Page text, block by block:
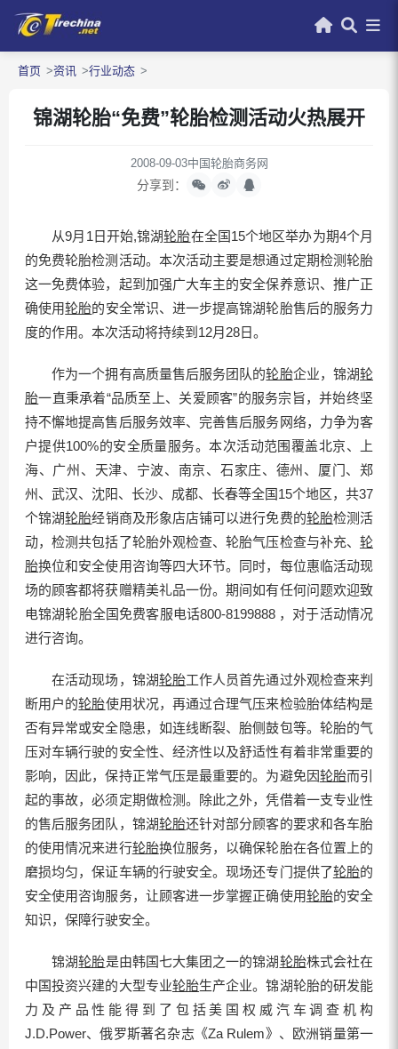
首页 资讯 行业动态
锦湖轮胎“免费”轮胎检测活动火热展开
2008-09-03中国轮胎商务网
分享到：
从9月1日开始,锦湖轮胎在全国15个地区举办为期4个月
的免费轮胎检测活动。本次活动主要是想通过定期检测轮胎
这一免费体验，起到加强广大车主的安全保养意识、推广正
确使用轮胎的安全常识、进一步提高锦湖轮胎售后的服务力
度的作用。本次活动将持续到12月28日。
作为一个拥有高质量售后服务团队的轮胎企业，锦湖轮
胎一直秉承着“品质至上、关爱顾客”的服务宗旨，并始终坚
持不懈地提高售后服务效率、完善售后服务网络，力争为客
户提供100%的安全质量服务。本次活动范围覆盖北京、上
海、广州、天津、宁波、南京、石家庄、德州、厦门、郑
州、武汉、沈阳、长沙、成都、长春等全国15个地区，共37
个锦湖轮胎经销商及形象店店铺可以进行免费的轮胎检测活
动，检测共包括了轮胎外观检查、轮胎气压检查与补充、 轮
胎换位和安全使用咨询等四大环节。同时，每位惠临活动现
场的顾客都将获赠精美礼品一份。期间如有任何问题欢迎致
电锦湖轮胎全国免费客服电话800-8199888 ，对于活动情况
进行咨询。
在活动现场，锦湖轮胎工作人员首先通过外观检查来判
断用户的轮胎使用状况，再通过合理气压来检验胎体结构是
否有异常或安全隐患，如连线断裂、胎侧鼓包等。轮胎的气
压对车辆行驶的安全性、经济性以及舒适性有着非常重要的
影响，因此，保持正常气压是最重要的。为避免因轮胎而引
起的事故，必须定期做检测。除此之外，凭借着一支专业性
的售后服务团队，锦湖轮胎还针对部分顾客的要求和各车胎
的使用情况来进行轮胎换位服务，以确保轮胎在各位置上的
磨损均匀，保证车辆的行驶安全。现场还专门提供了轮胎的
安全使用咨询服务，让顾客进一步掌握正确使用轮胎的安全
知识，保障行驶安全。
锦湖轮胎是由韩国七大集团之一的锦湖轮胎株式会社在
中国投资兴建的大型专业轮胎生产企业。锦湖轮胎的研发能
力及产品性能得到了包括美国权威汽车调查机构
J.D.Power、俄罗斯著名杂志《Za Rulem》、欧洲销量第一